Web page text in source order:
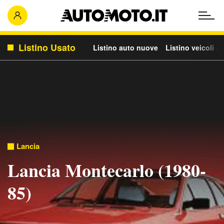
Listino Usato Listino auto nuove Listino veicoli
Lancia
Lancia Montecarlo (1980-
85)